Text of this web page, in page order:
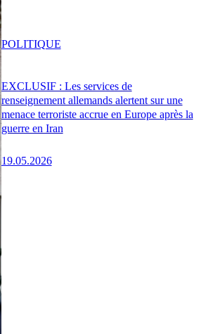
EXCLUSIF : Les services de
renseignement allemands alertent sur une
menace terroriste accrue en Europe après la
guerre en Iran
19.05.2026
POLITIQUE